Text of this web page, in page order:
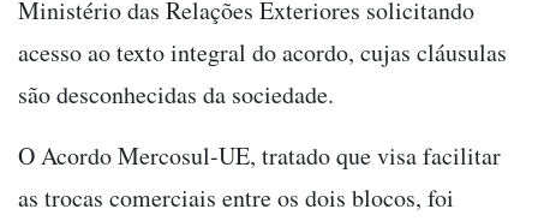
Ministério das Relações Exteriores solicitando
acesso ao texto integral do acordo, cujas cláusulas
são desconhecidas da sociedade.
O Acordo Mercosul-UE, tratado que visa facilitar
as trocas comerciais entre os dois blocos, foi